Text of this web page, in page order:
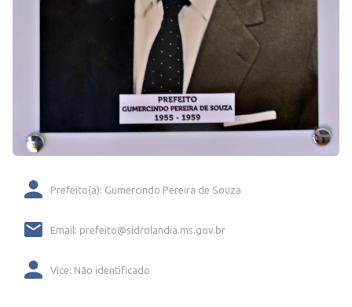
Prefeito(a): Gumercindo Pereira de Souza
Email: prefeito@sidrolandia.ms.gov.br
Vice: Não identificado